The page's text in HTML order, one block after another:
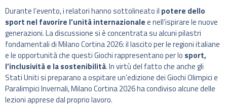
Durante l’evento, i relatori hanno sottolineato il potere dello
sport nel favorire l’unità internazionalee nell’ispirare le nuove
generazioni. La discussione si è concentrata su alcuni pilastri
fondamentali di Milano Cortina 2026: il lascito per le regioni italiane
e le opportunità che questi Giochi rappresentano per lo sport,
l’inclusività e la sostenibilità. In virtù del fatto che anche gli
Stati Uniti si preparano a ospitare un’edizione dei Giochi Olimpici e
Paralimpici Invernali, Milano Cortina 2026 ha condiviso alcune delle
lezioni apprese dal proprio lavoro.